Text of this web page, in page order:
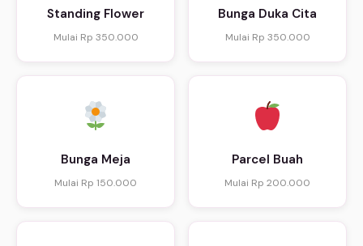
Standing Flower
Mulai Rp 350.000
Bunga Duka Cita
Mulai Rp 350.000
Bunga Meja
Mulai Rp 150.000
Parcel Buah
Mulai Rp 200.000